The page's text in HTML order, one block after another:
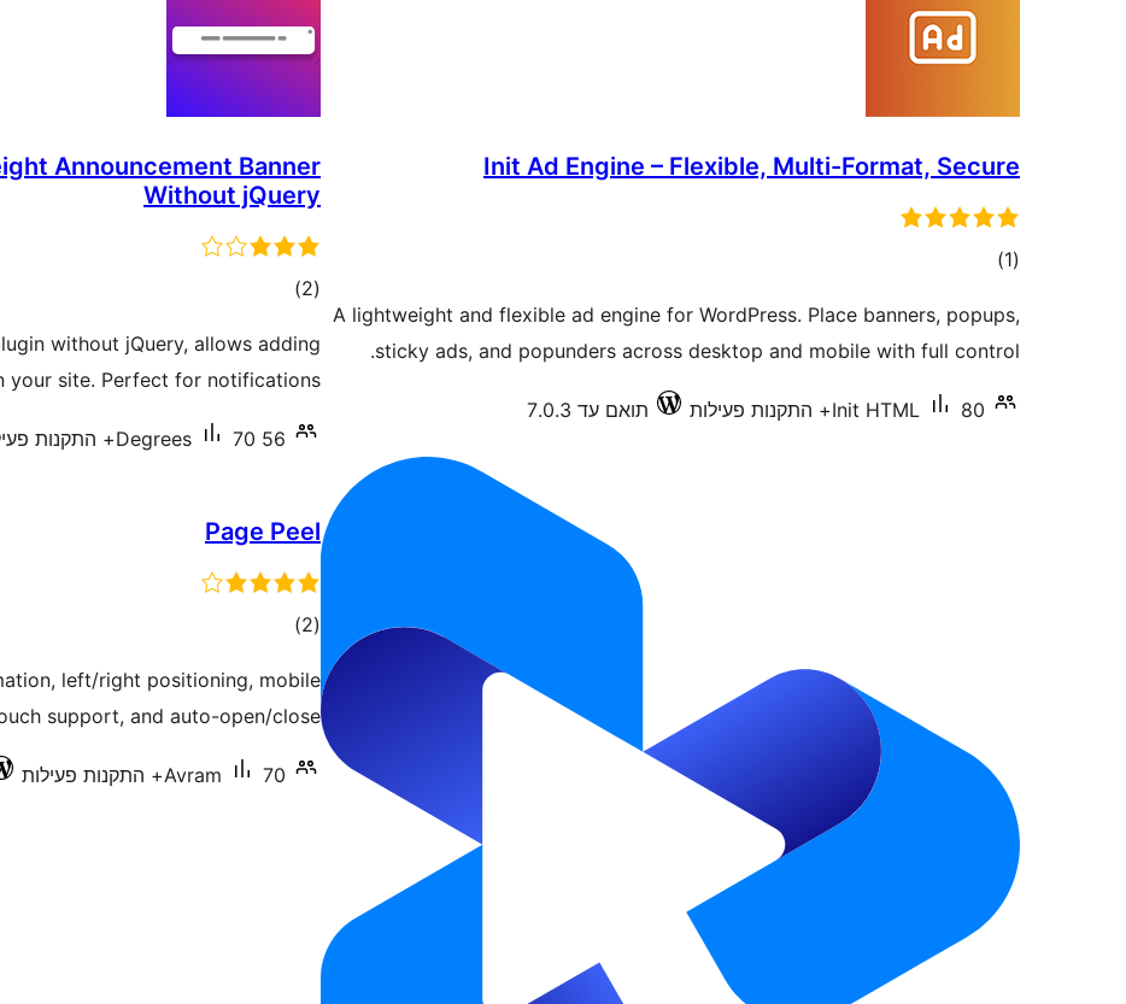
Init Ad Engine – Flexible, Multi-Format, Secure
(1 דרוגים)
A lightweight and flexible ad engine for WordPress. Place banners, popups,
sticky ads, and popunders across desktop and mobile with full control.
Init HTML 80+ התקנות פעילות תואם עד 7.0.3
Announcement Banner
Without jQuery
(2 דרוגים)
without jQuery, allows adding
your site. Perfect for notifications.
56 Degrees 70+ התקנות פעילות
Page Peel
(2 דרוגים)
left/right positioning, mobile
support, and auto-open/close.
Avram 70+ התקנות פעילות